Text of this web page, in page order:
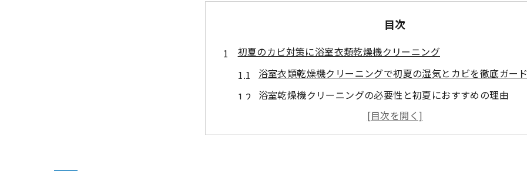
目次
初夏のカビ対策に浴室衣類乾燥機クリーニング
浴室衣類乾燥機クリーニングで初夏の湿気とカビを徹底ガード
浴室乾燥機クリーニングの必要性と初夏におすすめの理由
浴室衣類乾燥機クリーニングで湿度上昇期のカビ発生を抑える
初夏に多い浴室カビを防ぐクリーニング実践法